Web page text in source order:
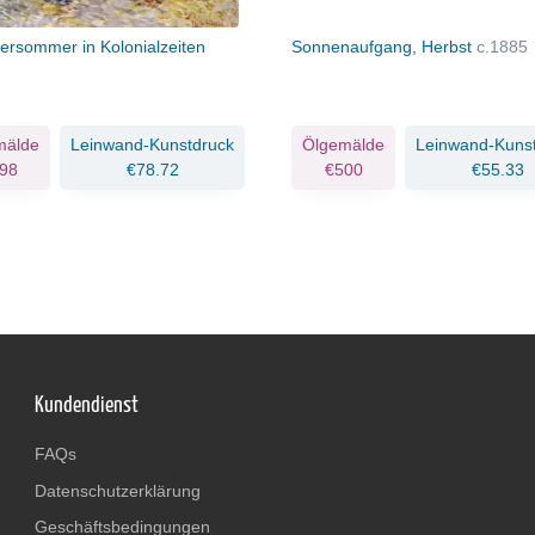
in Kolonialzeiten
Leinwand-Kunstdruck
€78.72
Sonnenaufgang, Herbst c.1885
Ölgemälde
€500
Leinwand-
€55.33
Kundendienst
FAQs
Datenschutzerklärung
Geschäftsbedingungen